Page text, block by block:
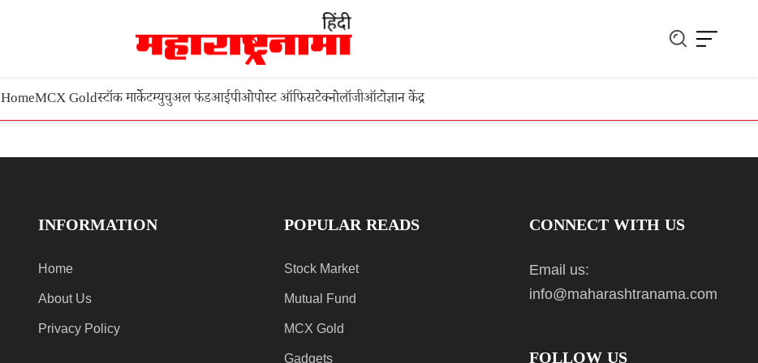
HomeMCX Goldस्टॉक मार्केटम्युचुअल फंडआईपीओपोस्ट ऑफिसटेक्नोलॉजीऑटोज्ञान केंद्र
INFORMATION
Home
About Us
Privacy Policy
POPULAR READS
Stock Market
Mutual Fund
MCX Gold
Gadgets
CONNECT WITH US
Email us:
info@maharashtranama.com